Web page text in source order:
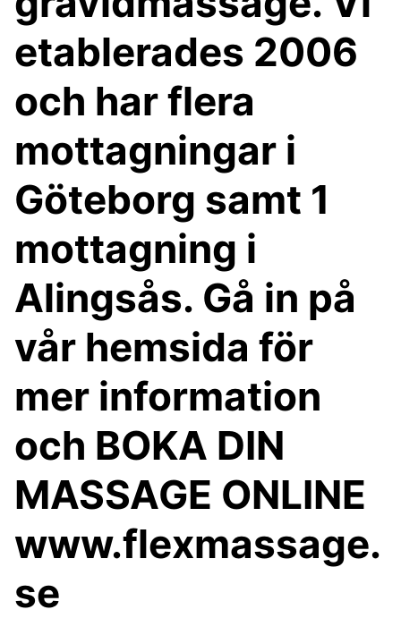
etablerades 2006
och har flera
mottagningar i
Göteborg samt 1
mottagning i
Alingsås. Gå in på
vår hemsida för
mer information
och BOKA DIN
MASSAGE ONLINE
www.flexmassage.
se